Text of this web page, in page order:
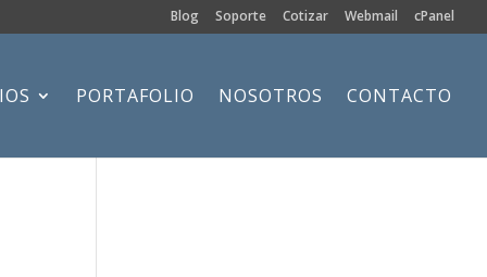
Blog Soporte Cotizar Webmail cPanel
PORTAFOLIO NOSOTROS CONTACTO